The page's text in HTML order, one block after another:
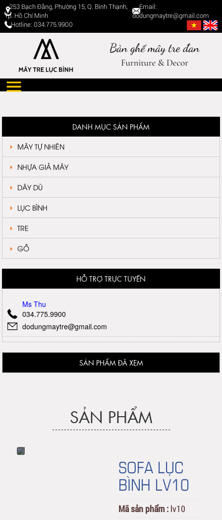
253 Bạch Đằng, Phường 15, Q. Bình Thạnh,
Tp. Hồ Chí Minh
Email:
dodungmaytre@gmail.com
Hotline: 034.775.9900
DANH MỤC SẢN PHẨM
MÂY TỰ NHIÊN
NHỰA GIẢ MÂY
DÂY DÙ
LỤC BÌNH
TRE
GỖ
HỖ TRỢ TRỰC TUYẾN
Ms Thu
034.775.9900
dodungmaytre@gmail.com
SẢN PHẨM ĐÃ XEM
SẢN PHẨM
SOFA LỤC
BÌNH LV10
Mã sản phẩm : lv10